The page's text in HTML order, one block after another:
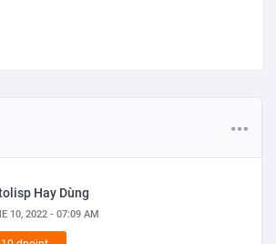
Hay Dùng
10, 2022 - 07:09 AM